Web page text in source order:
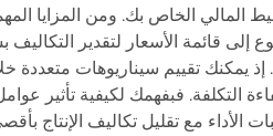
المالي الخاص بك. ومن المزايا
إلى قائمة الأسعار لتقدير
إذ يمكنك تقييم سيناريوهات
التكلفة. فبفهمك لكيفية تأثير
الأداء مع تقليل تكاليف الإنتاج